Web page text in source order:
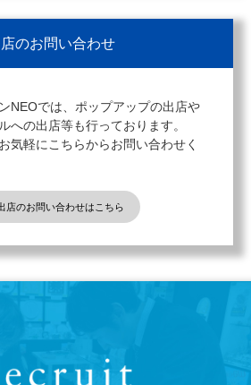
のお問い合わせ
NEOでは、ポップアップの出店や
への出店等も行っております。
気軽にこちらからお問い合わせく
店のお問い合わせはこちら